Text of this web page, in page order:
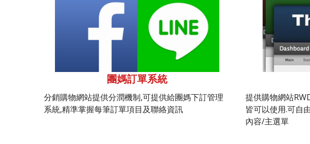
團媽訂單系統
分銷購物網站提供分潤機制,可提供給團媽下訂管理
系統,精準掌握每筆訂單項目及聯絡資訊
提供購物網站
皆可以使用.可自
內容/主選單